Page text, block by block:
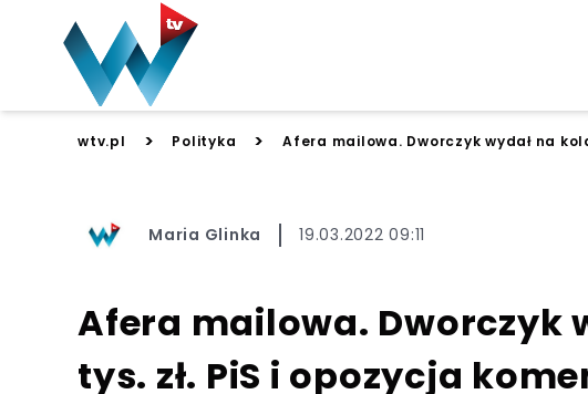
wtv.pl > Polityka > Afera mailowa. Dworczyk wydał na
Maria Glinka 19.03.2022 09:11
Afera mailowa. Dworczyk
tys. zł. PiS i opozycja